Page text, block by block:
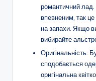
романтичний
впевненим, так
на запахи. Якщо
вибирайте
Оригінальність.
сподобається
оригінальна